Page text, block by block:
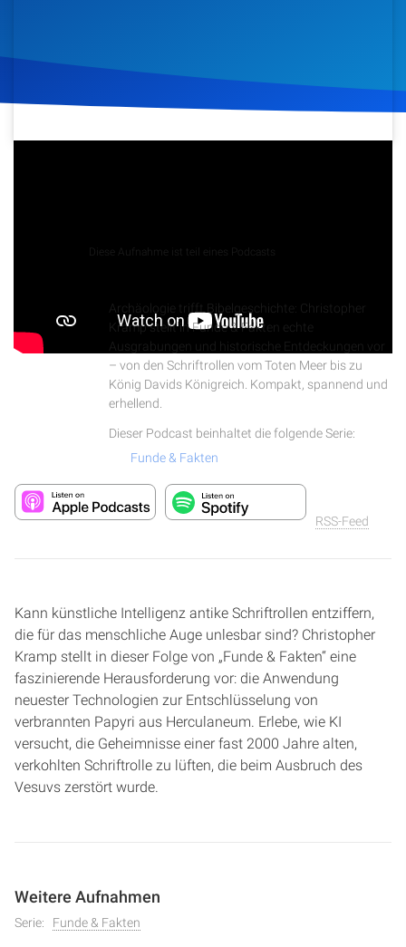
Diese Aufnahme ist teil eines Podcasts
Archäologie trifft Bibelgeschichte: Christopher
Kramp stellt in Funde & Fakten echte
Ausgrabungen und historische Entdeckungen vor
– von den Schriftrollen vom Toten Meer bis zu
König Davids Königreich. Kompakt, spannend und
erhellend.
Dieser Podcast beinhaltet die folgende Serie:
Funde & Fakten
RSS-Feed
Kann künstliche Intelligenz antike Schriftrollen entziffern,
die für das menschliche Auge unlesbar sind? Christopher
Kramp stellt in dieser Folge von „Funde & Fakten“ eine
faszinierende Herausforderung vor: die Anwendung
neuester Technologien zur Entschlüsselung von
verbrannten Papyri aus Herculaneum. Erlebe, wie KI
versucht, die Geheimnisse einer fast 2000 Jahre alten,
verkohlten Schriftrolle zu lüften, die beim Ausbruch des
Vesuvs zerstört wurde.
Weitere Aufnahmen
Serie: Funde & Fakten